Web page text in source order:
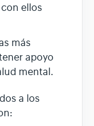
ellos
más
apoyo
mental.
a los